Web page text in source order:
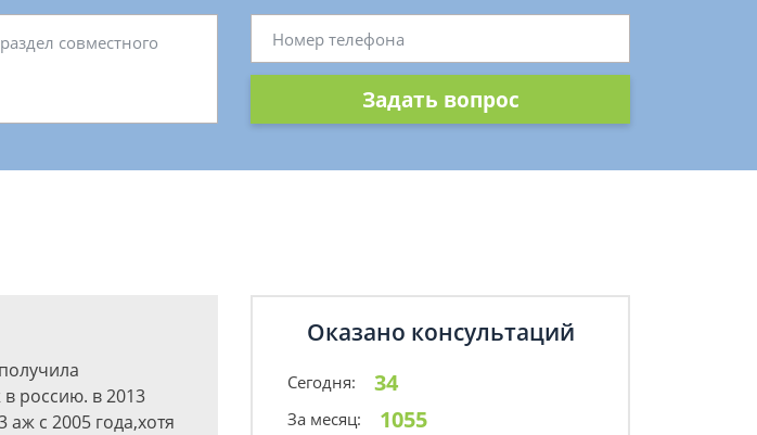
Задать вопрос
в россию. в 2013
аж с 2005 года,хотя
Оказано консультаций
Сегодня: 34
За месяц: 1055